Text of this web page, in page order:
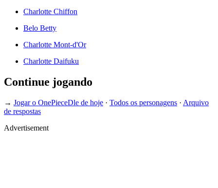
Charlotte Chiffon
Belo Betty
Charlotte Mont-d'Or
Charlotte Daifuku
Continue jogando
→ Jogar o OnePieceDle de hoje · Todos os personagens · Arquivo
de respostas
Advertisement